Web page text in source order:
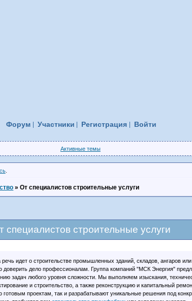
Форум Участники Регистрация Войти
Активные темы
.
»От специалистов строительные услуги
специалистов строительные услуги
речь идет о строительстве промышленных зданий, складов, ангаров
доверить дело профессионалам. Группа компаний "МСК Энергия"
задач любого уровня сложности. Мы выполняем изыскания,
и строительство, а также реконструкцию и капитальный
готовым проектам, так и разрабатывают уникальные решения под